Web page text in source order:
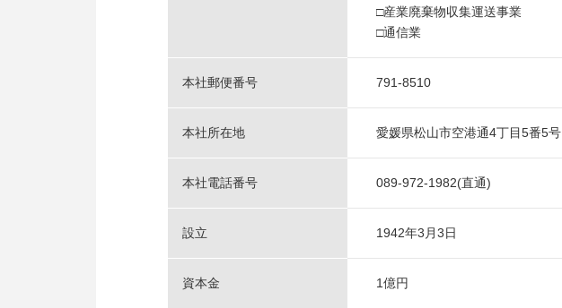
□産業廃棄物収集運送事業
□通信業
本社郵便番号 791-8510
本社所在地 愛媛県松山市空港通4丁目5番5号
本社電話番号 089-972-1982(直通)
設立 1942年3月3日
資本金 1億円